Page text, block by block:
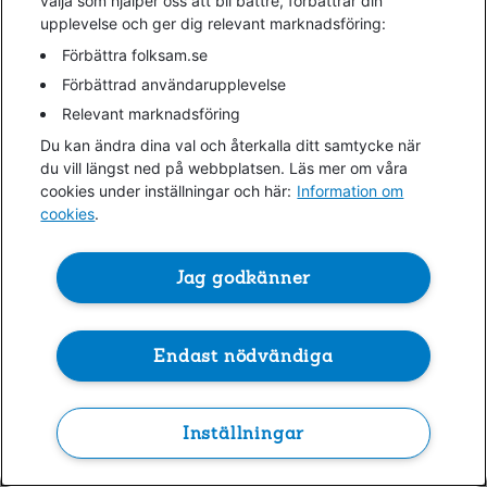
information).
upplevelse och ger dig relevant marknadsföring:
Förbättra folksam.se
Förbättrad användarupplevelse
Relevant marknadsföring
Du kan ändra dina val och återkalla ditt samtycke när
du vill längst ned på webbplatsen. Läs mer om våra
cookies under inställningar och här: Information om
cookies.
Jag godkänner
Endast nödvändiga
Inställningar